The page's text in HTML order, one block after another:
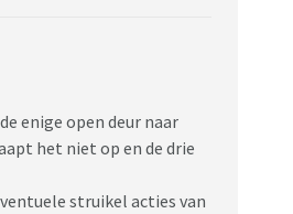
enige open deur naar
het niet op en de drie
struikel acties van